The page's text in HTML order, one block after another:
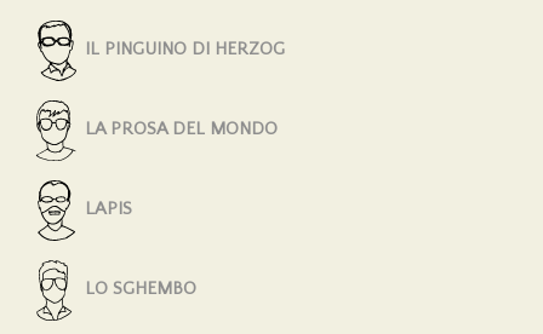
IL PINGUINO DI HERZOG
LA PROSA DEL MONDO
LAPIS
LO SGHEMBO